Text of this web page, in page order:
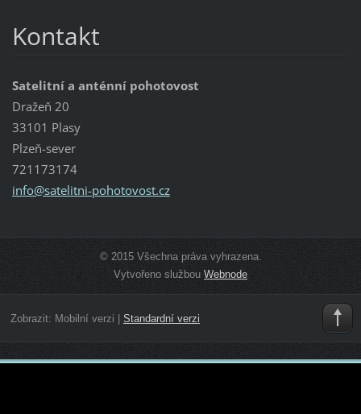
Kontakt
Satelitní a anténní pohotovost
Dražeň 20
33101 Plasy
Plzeň-sever
721173174
info@satelitni-pohotovost.cz
© 2015 Všechna práva vyhrazena.
Vytvořeno službou Webnode
Zobrazit: Mobilní verzi Standardní verzi